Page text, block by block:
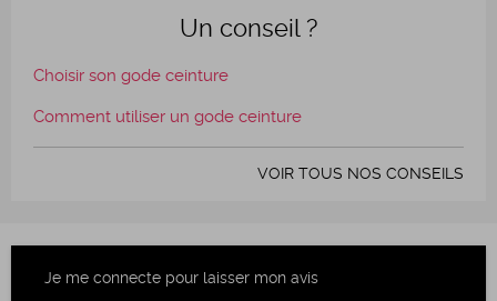
Un conseil ?
Choisir son gode ceinture
Comment utiliser un gode ceinture
VOIR TOUS NOS CONSEILS
Je me connecte pour laisser mon avis